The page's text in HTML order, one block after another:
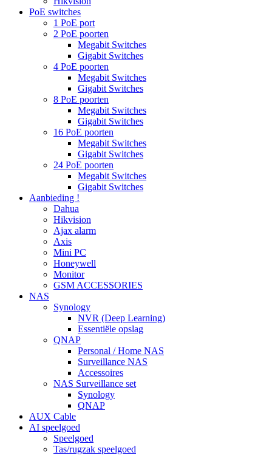
PoE switches
1 PoE port
2 PoE poorten
Megabit Switches
Gigabit Switches
4 PoE poorten
Megabit Switches
Gigabit Switches
8 PoE poorten
Megabit Switches
Gigabit Switches
16 PoE poorten
Megabit Switches
Gigabit Switches
24 PoE poorten
Megabit Switches
Gigabit Switches
Aanbieding !
Dahua
Hikvision
Ajax alarm
Axis
Mini PC
Honeywell
Monitor
GSM ACCESSORIES
NAS
Synology
NVR (Deep Learning)
Essentiële opslag
QNAP
Personal / Home NAS
Surveillance NAS
Accessoires
NAS Surveillance set
Synology
QNAP
AUX Cable
AI speelgoed
Speelgoed
Tas/rugzak speelgoed